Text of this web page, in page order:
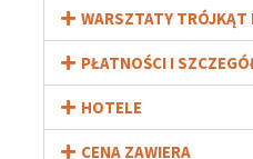
WARSZTATY TRÓJKĄT
PŁATNOŚCI I
HOTELE
CENA ZAWIERA